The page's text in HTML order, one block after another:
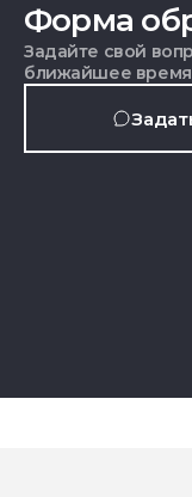
Форма
Задайте свой
ближайшее время